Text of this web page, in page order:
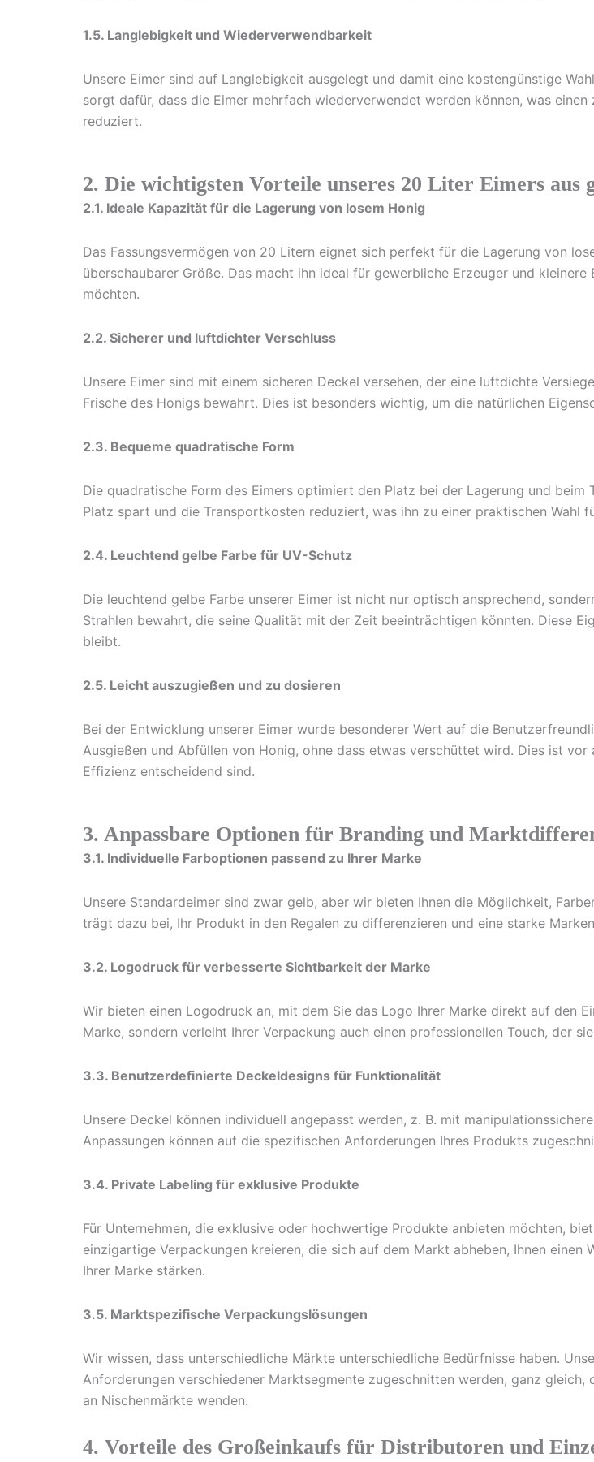
1.5. Langlebigkeit und Wiederverwendbarkeit
Unsere Eimer sind auf Langlebigkeit ausgelegt und damit eine kostengünstige
sorgt dafür, dass die Eimer mehrfach wiederverwendet werden können, was
reduziert.
2. Die wichtigsten Vorteile unseres 20 Liter Eimers aus
2.1. Ideale Kapazität für die Lagerung von losem Honig
Das Fassungsvermögen von 20 Litern eignet sich perfekt für die Lagerung von
überschaubarer Größe. Das macht ihn ideal für gewerbliche Erzeuger und
möchten.
2.2. Sicherer und luftdichter Verschluss
Unsere Eimer sind mit einem sicheren Deckel versehen, der eine luftdichte
Frische des Honigs bewahrt. Dies ist besonders wichtig, um die natürlichen
2.3. Bequeme quadratische Form
Die quadratische Form des Eimers optimiert den Platz bei der Lagerung und
Platz spart und die Transportkosten reduziert, was ihn zu einer praktischen Wahl
2.4. Leuchtend gelbe Farbe für UV-Schutz
Die leuchtend gelbe Farbe unserer Eimer ist nicht nur optisch ansprechend,
Strahlen bewahrt, die seine Qualität mit der Zeit beeinträchtigen könnten. Diese
bleibt.
2.5. Leicht auszugießen und zu dosieren
Bei der Entwicklung unserer Eimer wurde besonderer Wert auf die
Ausgießen und Abfüllen von Honig, ohne dass etwas verschüttet wird. Dies ist
Effizienz entscheidend sind.
3. Anpassbare Optionen für Branding und
3.1. Individuelle Farboptionen passend zu Ihrer Marke
Unsere Standardeimer sind zwar gelb, aber wir bieten Ihnen die Möglichkeit,
trägt dazu bei, Ihr Produkt in den Regalen zu differenzieren und eine starke
3.2. Logodruck für verbesserte Sichtbarkeit der Marke
Wir bieten einen Logodruck an, mit dem Sie das Logo Ihrer Marke direkt auf den
Marke, sondern verleiht Ihrer Verpackung auch einen professionellen Touch, der
3.3. Benutzerdefinierte Deckeldesigns für Funktionalität
Unsere Deckel können individuell angepasst werden, z. B. mit
Anpassungen können auf die spezifischen Anforderungen Ihres Produkts
3.4. Private Labeling für exklusive Produkte
Für Unternehmen, die exklusive oder hochwertige Produkte anbieten möchten,
einzigartige Verpackungen kreieren, die sich auf dem Markt abheben, Ihnen
Ihrer Marke stärken.
3.5. Marktspezifische Verpackungslösungen
Wir wissen, dass unterschiedliche Märkte unterschiedliche Bedürfnisse haben.
Anforderungen verschiedener Marktsegmente zugeschnitten werden, ganz
an Nischenmärkte wenden.
4. Vorteile des Großeinkaufs für Distributoren und